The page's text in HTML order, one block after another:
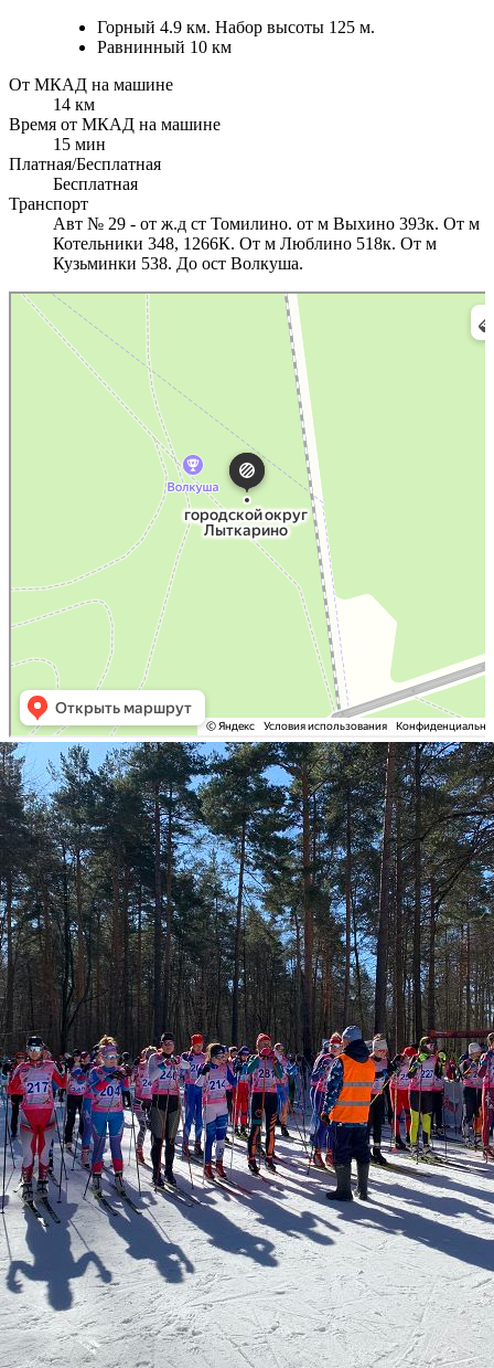
Горный 4.9 км. Набор высоты 125 м.
Равнинный 10 км
От МКАД на машине
14 км
Время от МКАД на машине
15 мин
Платная/Бесплатная
Бесплатная
Транспорт
Авт № 29 - от ж.д ст Томилино. от м Выхино 393к. От м
Котельники 348, 1266К. От м Люблино 518к. От м
Кузьминки 538. До ост Волкуша.
Лыжный клуб Волкуша
Лыжная база в Москве и Московской области